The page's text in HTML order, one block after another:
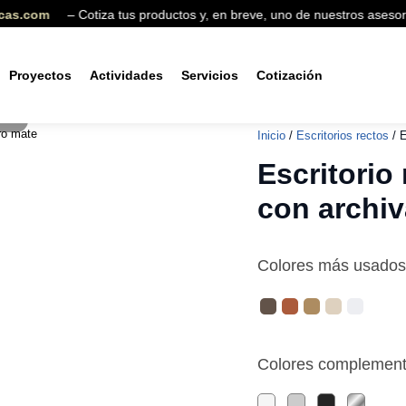
– Cotiza tus productos y, en breve, uno de nuestros
Proyectos Actividades Servicios Cotización
Inicio / Escritorios rectos /
Escritorio
con
Colores más usados
Colores
Producto agregado a la cotización